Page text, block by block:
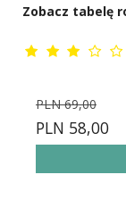
Zobacz tabelę
PLN 69,00
PLN 58,00